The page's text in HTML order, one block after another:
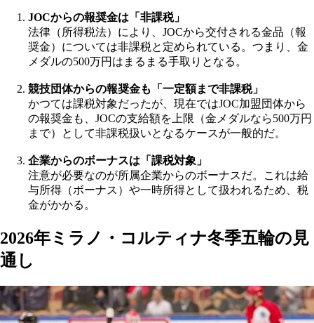
JOCからの報奨金は「非課税」
法律（所得税法）により、JOCから交付される金品（報
奨金）については非課税と定められている。つまり、金
メダルの500万円はまるまる手取りとなる。
競技団体からの報奨金も「一定額まで非課税」
かつては課税対象だったが、現在ではJOC加盟団体から
の報奨金も、JOCの支給額を上限（金メダルなら500万円
まで）として非課税扱いとなるケースが一般的だ。
企業からのボーナスは「課税対象」
注意が必要なのが所属企業からのボーナスだ。これは給
与所得（ボーナス）や一時所得として扱われるため、税
金がかかる。
2026年ミラノ・コルティナ冬季五輪の見
通し